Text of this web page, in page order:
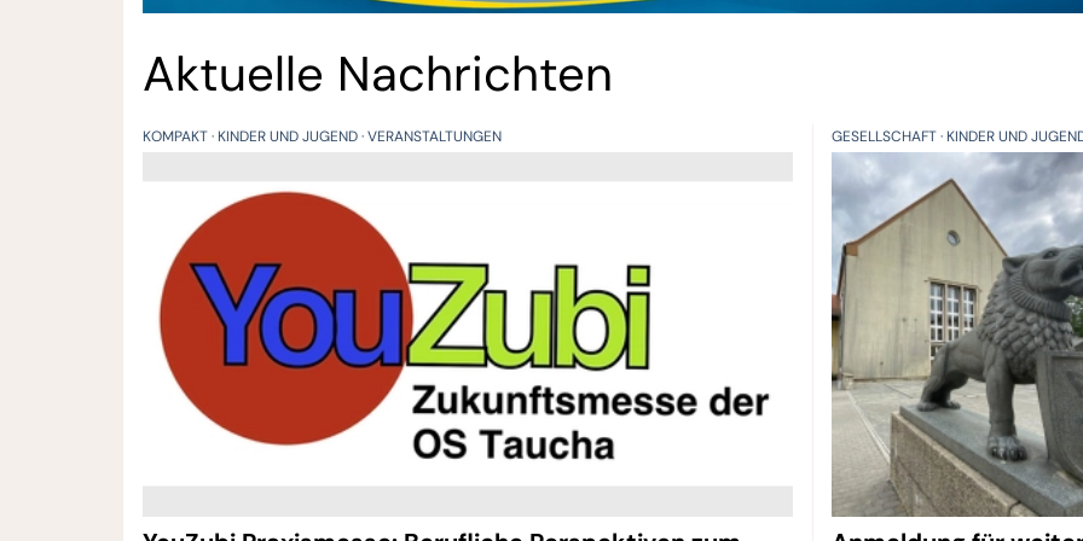
Aktuelle Nachrichten
KOMPAKT KINDER UND JUGEND VERANSTALTUNGEN GESELLSCHAFT KINDER UND